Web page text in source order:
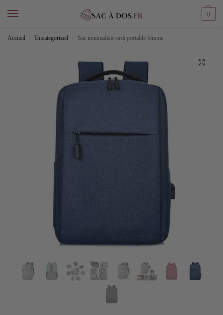
0
Accueil Uncategorized Sac minimaliste ordi portable femme